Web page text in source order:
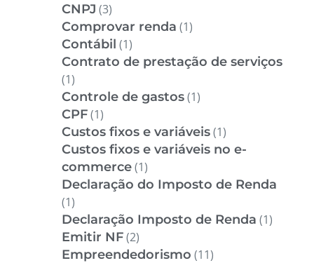
CNPJ (3)
Comprovar renda (1)
Contábil (1)
Contrato de prestação de serviços
(1)
Controle de gastos(1)
CPF(1)
Custos fixos e variáveis(1)
Custos fixos e variáveis no e-
commerce(1)
Declaração do Imposto de Renda
(1)
Declaração Imposto de Renda (1)
Emitir NF(2)
Empreendedorismo (11)